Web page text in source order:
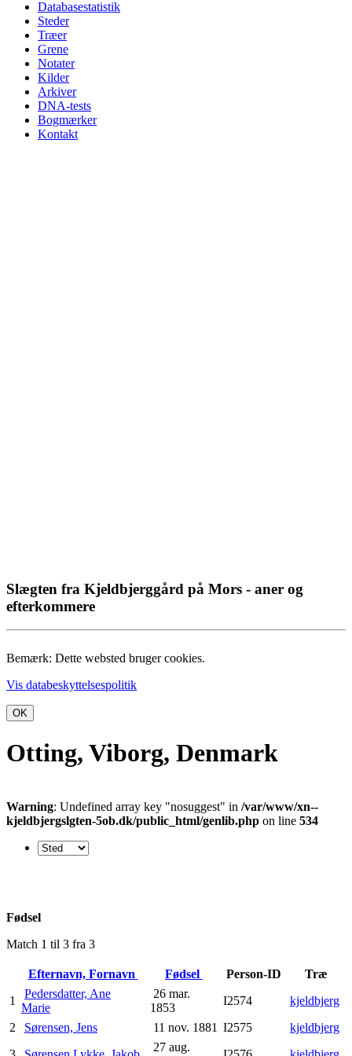
Databasestatistik
Steder
Træer
Grene
Notater
Kilder
Arkiver
DNA-tests
Bogmærker
Kontakt
Slægten fra Kjeldbjerggård på Mors - aner og
efterkommere
Bemærk: Dette websted bruger cookies.
Vis databeskyttelsespolitik
OK
Otting, Viborg, Denmark
Warning: Undefined array key "nosuggest" in /var/www/xn--
kjeldbjergslgten-5ob.dk/public_html/genlib.php on line 534
Fødsel
Match 1 til 3 fra 3
Efternavn, Fornavn Fødsel Person-ID
Træ
1
Pedersdatter, Ane
Marie
26 mar.
1853
I2574
kjeldbjerg
2
Sørensen, Jens 11 nov. 1881 I2575
kjeldbjerg
27 aug.